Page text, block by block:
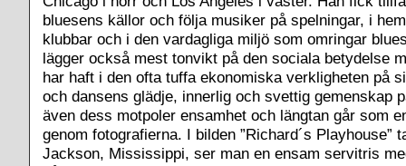
bluesens källor och följa musiker på spelningar, i
klubbar och i den vardagliga miljö som omringar
lägger också mest tonvikt på den sociala betydelse
har haft i den ofta tuffa ekonomiska verkligheten på
och dansens glädje, innerlig och svettig gemenskap
även dess motpoler ensamhet och längtan går som
genom fotografierna. I bilden ”Richard´s Playhouse”
Jackson, Mississippi, ser man en ensam servitris